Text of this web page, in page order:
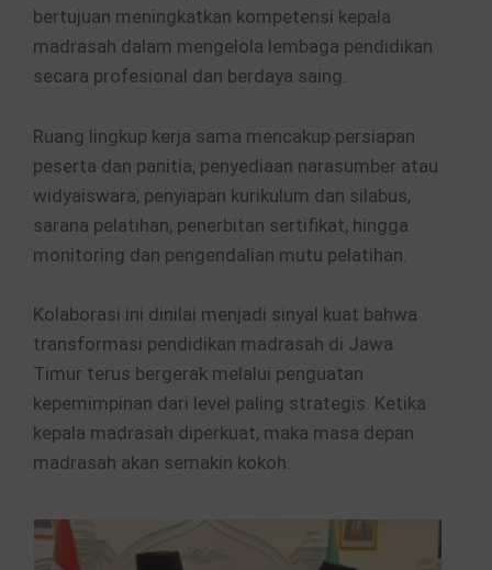
bertujuan meningkatkan kompetensi kepala
madrasah dalam mengelola lembaga pendidikan
secara profesional dan berdaya saing.
Ruang lingkup kerja sama mencakup persiapan
peserta dan panitia, penyediaan narasumber atau
widyaiswara, penyiapan kurikulum dan silabus,
sarana pelatihan, penerbitan sertifikat, hingga
monitoring dan pengendalian mutu pelatihan.
Kolaborasi ini dinilai menjadi sinyal kuat bahwa
transformasi pendidikan madrasah di Jawa
Timur terus bergerak melalui penguatan
kepemimpinan dari level paling strategis. Ketika
kepala madrasah diperkuat, maka masa depan
madrasah akan semakin kokoh.